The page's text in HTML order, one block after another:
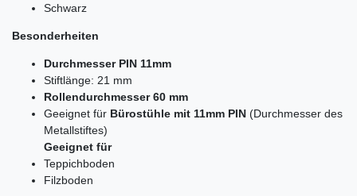
Schwarz
Besonderheiten
Durchmesser PIN 11mm
Stiftlänge: 21 mm
Rollendurchmesser 60 mm
Geeignet für Bürostühle mit 11mm PIN (Durchmesser des
Metallstiftes)
Geeignet für
Teppichboden
Filzboden